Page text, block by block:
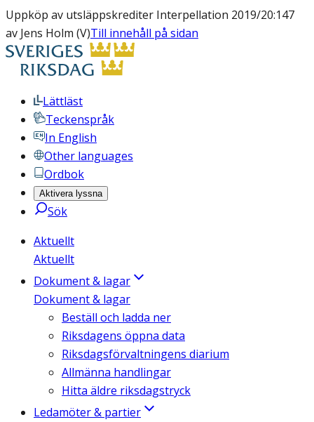
Uppköp av utsläppskrediter Interpellation 2019/20:147
av Jens Holm (V)Till innehåll på sidan
Lättläst
Teckenspråk
In English
Other languages
Ordbok
Aktivera lyssna
Sök
Aktuellt
Aktuellt
Dokument & lagar
Dokument & lagar
Beställ och ladda ner
Riksdagens öppna data
Riksdagsförvaltningens diarium
Allmänna handlingar
Hitta äldre riksdagstryck
Ledamöter & partier